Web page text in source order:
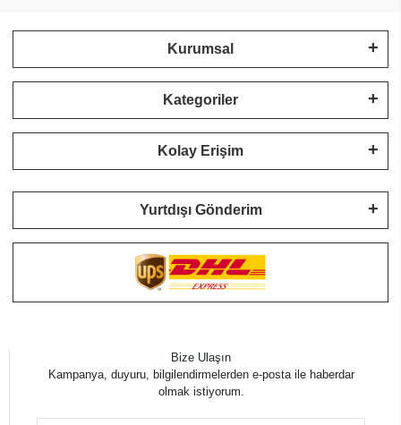
Kurumsal
Kategoriler
Kolay Erişim
Yurtdışı Gönderim
Bize Ulaşın
Kampanya, duyuru, bilgilendirmelerden e-posta ile haberdar
olmak istiyorum.